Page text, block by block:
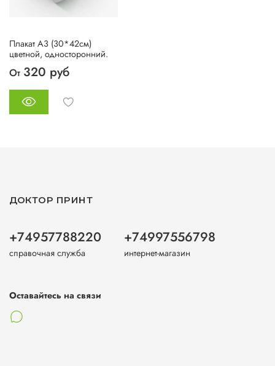
Плакат А3 (30*42см)
цветной, односторонний.
От 320 руб
ДОКТОР ПРИНТ
+74957788220
справочная служба
+74997556798
интернет-магазин
Оставайтесь на связи